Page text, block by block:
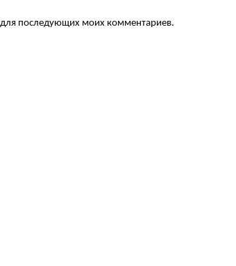
для последующих моих комментариев.